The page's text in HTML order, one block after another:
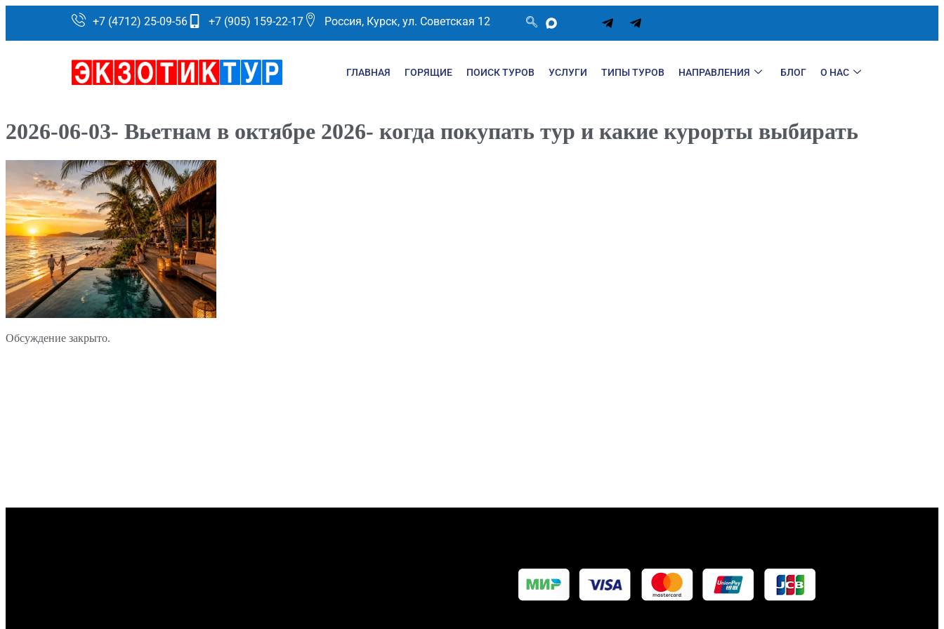
+7 (4712) 25-09-56 +7 (905) 159-22-17 Россия, Курск, ул. Советская 12
ГЛАВНАЯ ГОРЯЩИЕ ПОИСК ТУРОВ УСЛУГИ ТИПЫ ТУРОВ НАПРАВЛЕНИЯ БЛОГ О НАС
2026-06-03- Вьетнам в октябре 2026- когда покупать тур и какие курорты выбирать
Обсуждение закрыто.